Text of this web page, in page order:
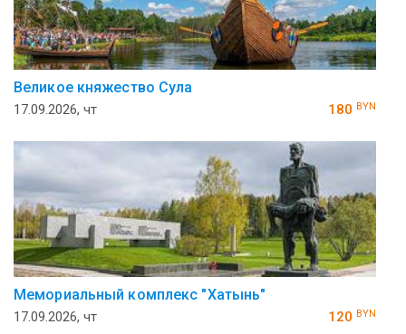
Великое княжество Сула
17.09.2026, чт 180 BYN
Ме­мо­ри­аль­ный ком­плекс "Ха­тынь"
17.09.2026, чт 120 BYN